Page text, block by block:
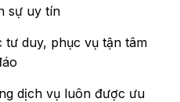
sự uy tín
tư duy, phục vụ tận tâm
dịch vụ luôn được ưu